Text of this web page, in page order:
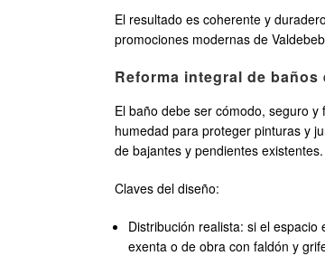
El resultado es coherente y
promociones modernas de
Reforma integral de
El baño debe ser cómodo, seguro
humedad para proteger pinturas y
de bajantes y pendientes existentes.
Claves del diseño:
Distribución realista: si el
exenta o de obra con faldón y